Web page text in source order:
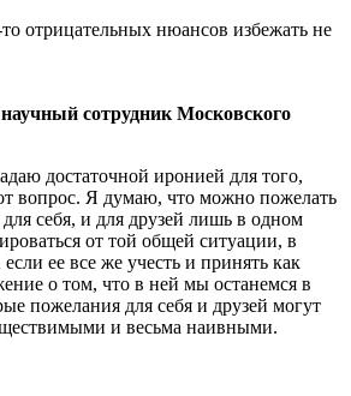
отрицательных нюансов избежать не
сотрудник Московского
достаточной иронией для того,
вопрос. Я думаю, что можно пожелать
себя, и для друзей лишь в одном
от той общей ситуации, в
ее все же учесть и принять как
о том, что в ней мы останемся в
пожелания для себя и друзей могут
и весьма наивными.